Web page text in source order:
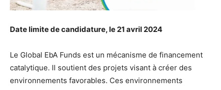
Date limite de candidature, le 21 avril 2024
Le Global EbA Funds est un mécanisme de financement
catalytique. Il soutient des projets visant à créer des
environnements favorables. Ces environnements